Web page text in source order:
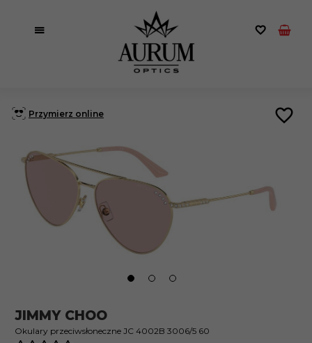
Przymierz online
JIMMY CHOO
Okulary przeciwsłoneczne JC 4002B 3006/5 60